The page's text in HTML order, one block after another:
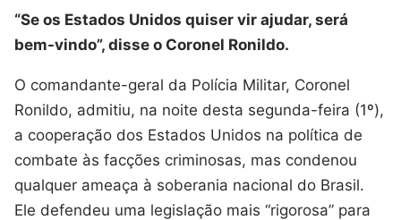
“Se os Estados Unidos quiser vir ajudar, será
bem-vindo”, disse o Coronel Ronildo.
O comandante-geral da Polícia Militar, Coronel
Ronildo, admitiu, na noite desta segunda-feira (1º),
a cooperação dos Estados Unidos na política de
combate às facções criminosas, mas condenou
qualquer ameaça à soberania nacional do Brasil.
Ele defendeu uma legislação mais “rigorosa” para